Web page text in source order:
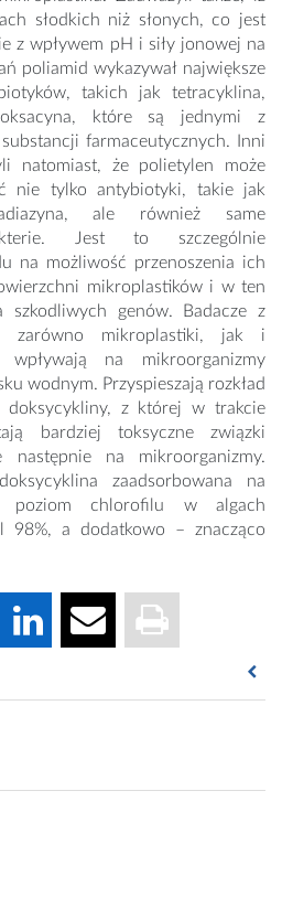
słodkich niż słonych, co jest
z wpływem pH i siły jonowej na
poliamid wykazywał największe
takich jak tetracyklina,
które są jednymi z
farmaceutycznych. Inni
natomiast, że polietylen może
nie tylko antybiotyki, takie jak
ale również same
Jest to szczególnie
na możliwość przenoszenia ich
mikroplastików i w ten
szkodliwych genów. Badacze z
zarówno mikroplastiki, jak i
wpływają na mikroorganizmy
wodnym. Przyspieszają rozkład
doksycykliny, z której w trakcie
bardziej toksyczne związki
następnie na mikroorganizmy.
zaadsorbowana na
poziom chlorofilu w algach
98%, a dodatkowo – znacząco
and sediment in a textile industrial